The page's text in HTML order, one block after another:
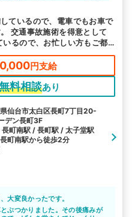
ているので、電車でもお車で
交通事故施術を得意として
るので、お忙しい方もご都
円支給
料相談あり
仙台市太白区長町7丁目20-
デン長町3F
長町南駅 / 長町駅 / 太子堂駅
町南駅から徒歩2分
大変良かったです。
ぶつかりました。その後痛みが